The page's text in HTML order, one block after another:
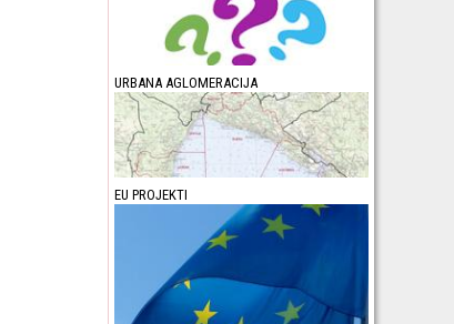
URBANA AGLOMERACIJA
EU PROJEKTI